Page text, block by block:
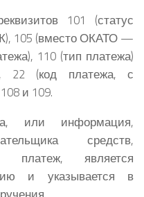
101 (статус
105 (вместо ОКАТО —
110 (тип платежа)
22 (код платежа, с
и 109.
или информация,
средств,
платеж, является
и указывается в